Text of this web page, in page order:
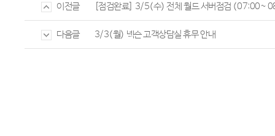
이전글 [점검완료] 3/5(수) 전체 월드 서버점검 (07:00~
다음글 3/3(월) 넥슨 고객상담실 휴무 안내